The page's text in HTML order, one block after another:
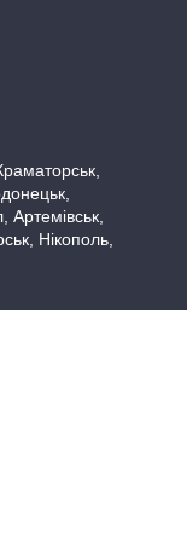
Артемівськ,
Нікополь,